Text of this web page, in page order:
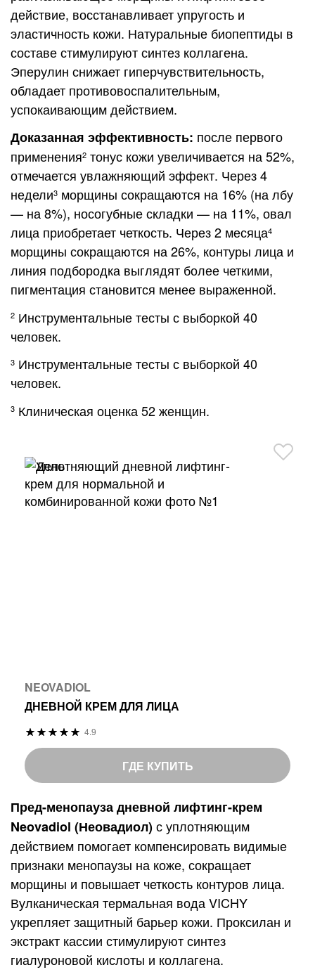
действие, восстанавливает упругость и
эластичность кожи. Натуральные биопептиды в
составе стимулируют синтез коллагена.
Эперулин снижает гиперчувствительность,
обладает противовоспалительным,
успокаивающим действием.
Доказанная эффективность: после первого
применения2 тонус кожи увеличивается на 52%,
отмечается увлажняющий эффект. Через 4
недели3 морщины сокращаются на 16% (на лбу
— на 8%), носогубные складки — на 11%, овал
лица приобретает четкость. Через 2 месяца4
морщины сокращаются на 26%, контуры лица и
линия подбородка выглядят более четкими,
пигментация становится менее выраженной.
2 Инструментальные тесты с выборкой 40
человек.
3 Инструментальные тесты с выборкой 40
человек.
3 Клиническая оценка 52 женщин.
NEOVADIOL
ДНЕВНОЙ КРЕМ ДЛЯ ЛИЦА
Р
й
т
н
г
:
8
o
f
0
0
4.9
ГДЕ КУПИТЬ
Пред-менопауза дневной лифтинг-крем
Neovadiol (Неовадиол)с уплотняющим
действием помогает компенсировать видимые
признаки менопаузы на коже, сокращает
морщины и повышает четкость контуров лица.
Вулканическая термальная вода VICHY
укрепляет защитный барьер кожи. Проксилан и
экстракт кассии стимулируют синтез
гиалуроновой кислоты и коллагена.